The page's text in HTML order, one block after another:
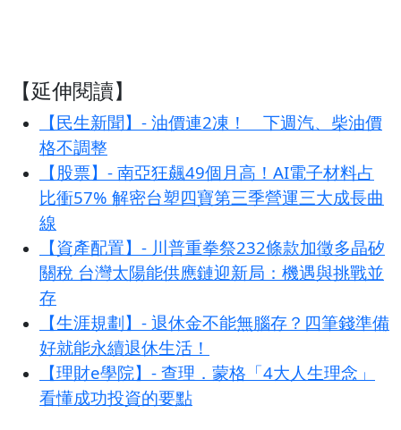
【延伸閱讀】
【民生新聞】- 油價連2凍！ 下週汽、柴油價
格不調整
【股票】- 南亞狂飆49個月高！AI電子材料占
比衝57% 解密台塑四寶第三季營運三大成長曲
線
【資產配置】- 川普重拳祭232條款加徵多晶矽
關稅 台灣太陽能供應鏈迎新局：機遇與挑戰並
存
【生涯規劃】- 退休金不能無腦存？四筆錢準備
好就能永續退休生活！
【理財e學院】- 查理．蒙格「4大人生理念」
看懂成功投資的要點